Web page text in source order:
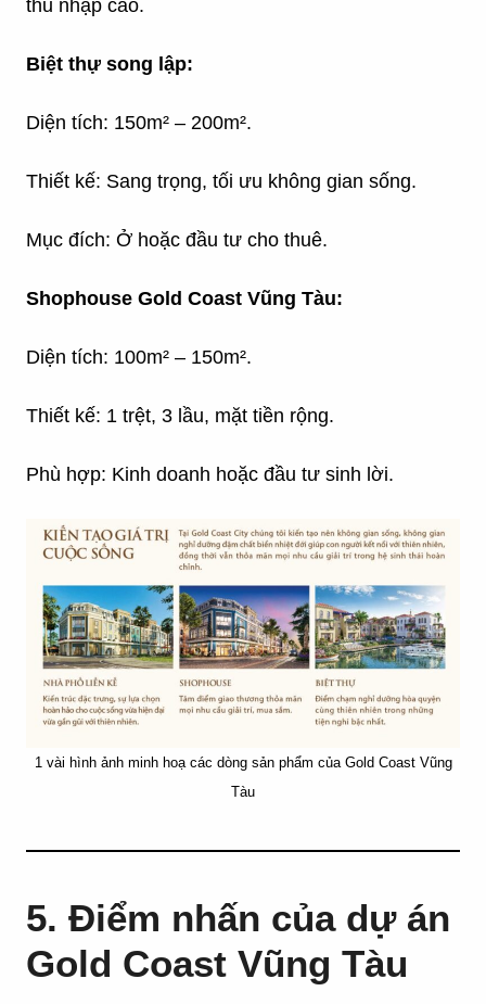
thu nhập cao.
Biệt thự song lập:
Diện tích: 150m² – 200m².
Thiết kế: Sang trọng, tối ưu không gian sống.
Mục đích: Ở hoặc đầu tư cho thuê.
Shophouse Gold Coast Vũng Tàu:
Diện tích: 100m² – 150m².
Thiết kế: 1 trệt, 3 lầu, mặt tiền rộng.
Phù hợp: Kinh doanh hoặc đầu tư sinh lời.
1 vài hình ảnh minh hoạ các dòng sản phẩm của Gold Coast Vũng
Tàu
5. Điểm nhấn của dự án
Gold Coast Vũng Tàu